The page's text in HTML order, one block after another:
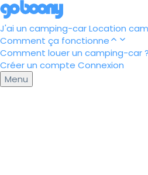
J'ai un camping-carLocation
Comment ça fonctionne
Comment louer un camping-car ?
Créer un compte Connexion
Menu